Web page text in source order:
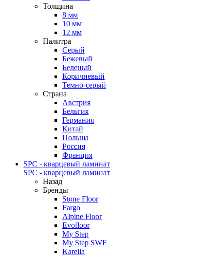
Толщина
8 мм
10 мм
12 мм
Палитра
Серый
Бежевый
Беленый
Коричневый
Темно-серый
Страна
Австрия
Бельгия
Германия
Китай
Польша
Россия
Франция
SPC - кварцевый ламинат
SPC - кварцевый ламинат
Назад
Бренды
Stone Floor
Fargo
Alpine Floor
Evofloor
My Step
My Step SWF
Karelia